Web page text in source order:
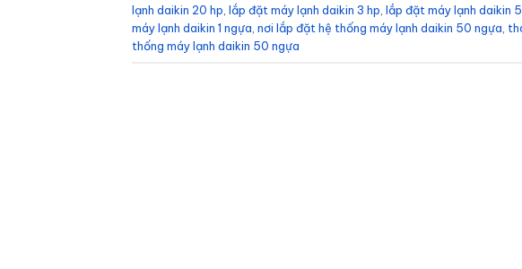
lạnh daikin 20 hp lắp đặt máy lạnh daikin 3 hp lắp đặt máy lạnh daikin
máy lạnh daikin 1 ngựa nơi lắp đặt hệ thống máy lạnh daikin 50 ngựa
thống máy lạnh daikin 50 ngựa